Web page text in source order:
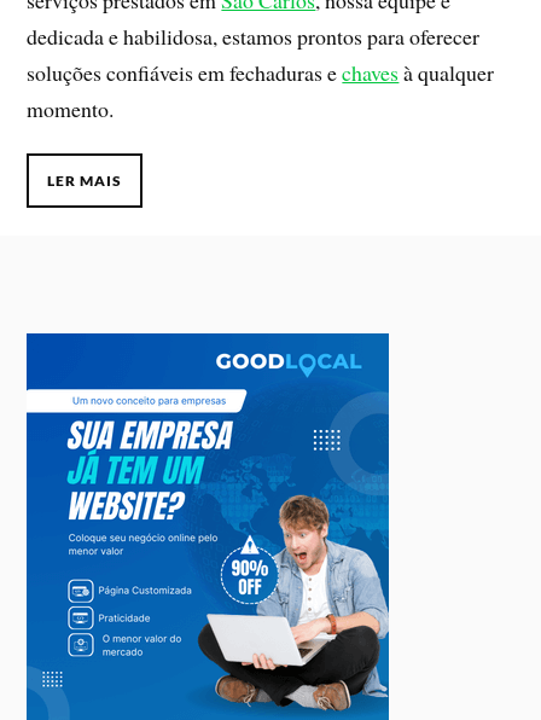
dedicada e habilidosa, estamos prontos para oferecer
soluções confiáveis em fechaduras echavesà qualquer
momento.
LER MAIS